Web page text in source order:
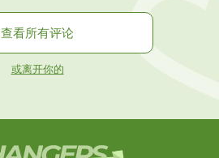
查看所有评论
或离开你的